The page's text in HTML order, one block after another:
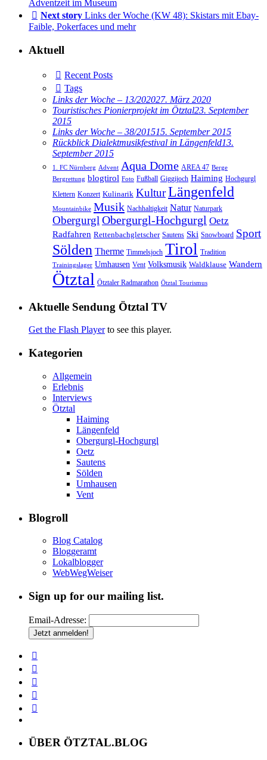
Adventzeit im Museum
Next story Links der Woche (KW 48): Skistars mit Ebay-
Faible, Pokerfaces und mehr
Aktuell
Recent Posts
Tags
Links der Woche – 13/202027. März 2020
Touristisches Pionierprojekt im Ötztal23. September
2015
Links der Woche – 38/201515. September 2015
Rückblick Dialektmusikfestival in Längenfeld13.
September 2015
1. FC Nürnberg Advent Aqua Dome AREA 47 Berge
Bergrettung blogtirol Foto Fußball Giggijoch Haiming Hochgurgl
Klettern Konzert Kulinarik KulturLängenfeld
Mountainbike Musik Nachhaltigkeit Natur Naturpark
Obergurgl Obergurgl-Hochgurgl Oetz
Radfahren Rettenbachgletscher Sautens Ski Snowboard Sport
Sölden Therme Timmelsjoch Tirol Tradition
Trainingslager Umhausen Vent Volksmusik Waldklause Wandern
Ötztal Ötztaler Radmarathon Ötztal Tourismus
Aktuelle Sendung Ötztal TV
Get the Flash Playerto see this player.
Kategorien
Allgemein
Erlebnis
Interviews
Ötztal
Haiming
Längenfeld
Obergurgl-Hochgurgl
Oetz
Sautens
Sölden
Umhausen
Vent
Blogroll
Blog Catalog
Bloggeramt
Lokalblogger
WebWegWeiser
Sign up for our mailing list.
Email-Adresse:
ÜBER ÖTZTAL.BLOG